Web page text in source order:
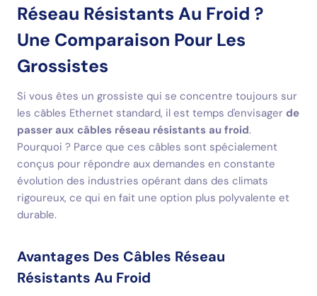
Réseau Résistants Au Froid ?
Une Comparaison Pour Les
Grossistes
Si vous êtes un grossiste qui se concentre toujours sur
les câbles Ethernet standard, il est temps d'envisager de
passer aux câbles réseau résistants au froid.
Pourquoi ? Parce que ces câbles sont spécialement
conçus pour répondre aux demandes en constante
évolution des industries opérant dans des climats
rigoureux, ce qui en fait une option plus polyvalente et
durable.
Avantages Des Câbles Réseau
Résistants Au Froid